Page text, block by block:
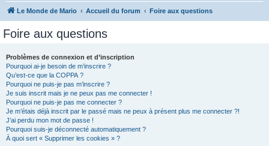
Le Monde de Mario Accueil du forum Foire aux questions
Foire aux questions
Problèmes de connexion et d’inscription
Pourquoi ai-je besoin de m’inscrire ?
Qu’est-ce que la COPPA ?
Pourquoi ne puis-je pas m’inscrire ?
Je suis inscrit mais je ne peux pas me connecter !
Pourquoi ne puis-je pas me connecter ?
Je m’étais déjà inscrit par le passé mais ne peux à présent plus me connecter ?!
J’ai perdu mon mot de passe !
Pourquoi suis-je déconnecté automatiquement ?
À quoi sert « Supprimer les cookies » ?